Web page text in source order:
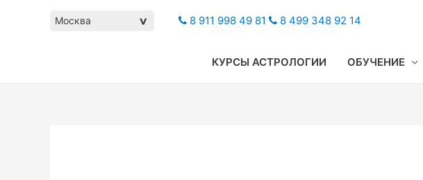
Москва > 8 911 998 49 81 8 499 348 92 14
КУРСЫ АСТРОЛОГИИ ОБУЧЕНИЕ